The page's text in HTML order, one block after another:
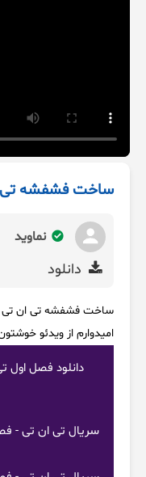
ساخت فشفشه تی
نماوید
دانلود
ساخت فشفشه تی ان تی
امیدوارم از ویدئو
سریال تی ان تی - فصل 1 - قسمت 23